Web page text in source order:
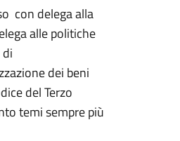
con delega alla
alle politiche
dei beni
del Terzo
temi sempre più